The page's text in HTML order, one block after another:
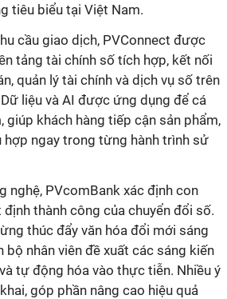
tiêu biểu tại Việt Nam.
cầu giao dịch, PVConnect được
tảng tài chính số tích hợp, kết nối
quản lý tài chính và dịch vụ số trên
liệu và AI được ứng dụng để cá
giúp khách hàng tiếp cận sản phẩm,
hợp ngay trong từng hành trình sử
nghệ, PVcomBank xác định con
thành công của chuyển đổi số.
thúc đẩy văn hóa đổi mới sáng
bộ nhân viên đề xuất các sáng kiến
tự động hóa vào thực tiễn. Nhiều ý
góp phần nâng cao hiệu quả